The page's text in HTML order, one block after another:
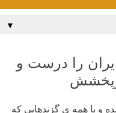
▼
ایران را درست و
و با همه ی گزندهایی که